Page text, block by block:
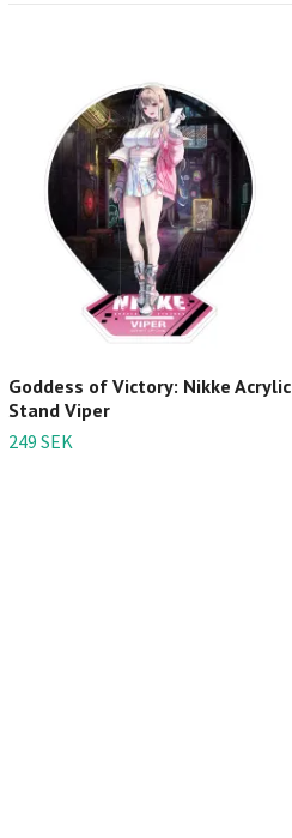
Goddess of Victory: Nikke Acrylic
Stand Viper
249 SEK